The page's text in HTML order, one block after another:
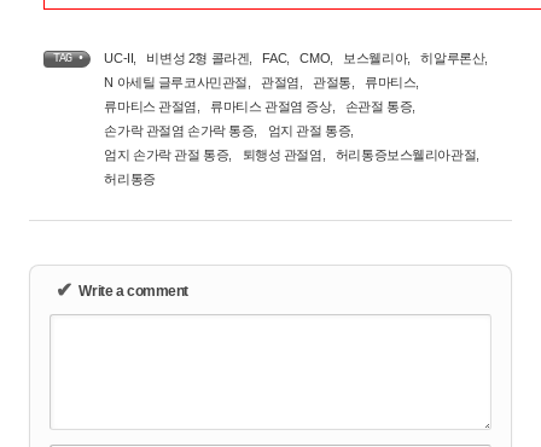
TAG • UC-II 비변성 2형 콜라겐 FAC, CMO 보스웰리아, 히알루론산,
N 아세틸 글루코사민관절
관절염 관절통 류마티스
류마티스 관절염
류마티스 관절염 증상, 손관절 통증
손가락 관절염 손가락 통증
엄지 관절 통증
엄지 손가락 관절 통증
퇴행성 관절염 허리통증보스웰리아관절
허리통증
✔ Write a comment